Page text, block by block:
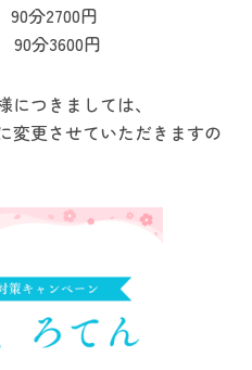
分2700円
分3600円
つきましては、
変更させていただきますの